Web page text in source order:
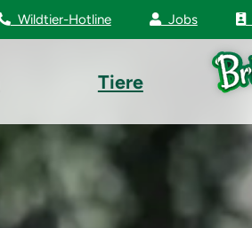
Wildtier-Hotline Jobs
Tiere